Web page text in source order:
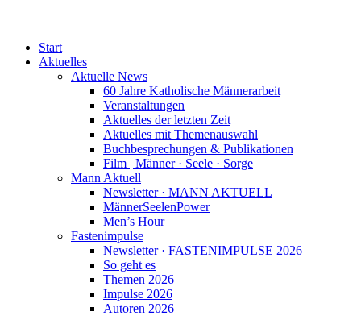
Start
Aktuelles
Aktuelle News
60 Jahre Katholische Männerarbeit
Veranstaltungen
Aktuelles der letzten Zeit
Aktuelles mit Themenauswahl
Buchbesprechungen & Publikationen
Film | Männer · Seele · Sorge
Mann Aktuell
Newsletter · MANN AKTUELL
MännerSeelenPower
Men’s Hour
Fastenimpulse
Newsletter · FASTENIMPULSE 2026
So geht es
Themen 2026
Impulse 2026
Autoren 2026